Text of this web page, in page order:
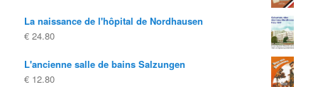
La naissance de l'hôpital de Nordhausen
€ 24.80
L'ancienne salle de bains Salzungen
€ 12.80